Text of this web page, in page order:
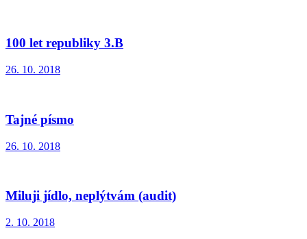
100 let republiky 3.B
26. 10. 2018
Tajné písmo
26. 10. 2018
Miluji jídlo, neplýtvám (audit)
2. 10. 2018